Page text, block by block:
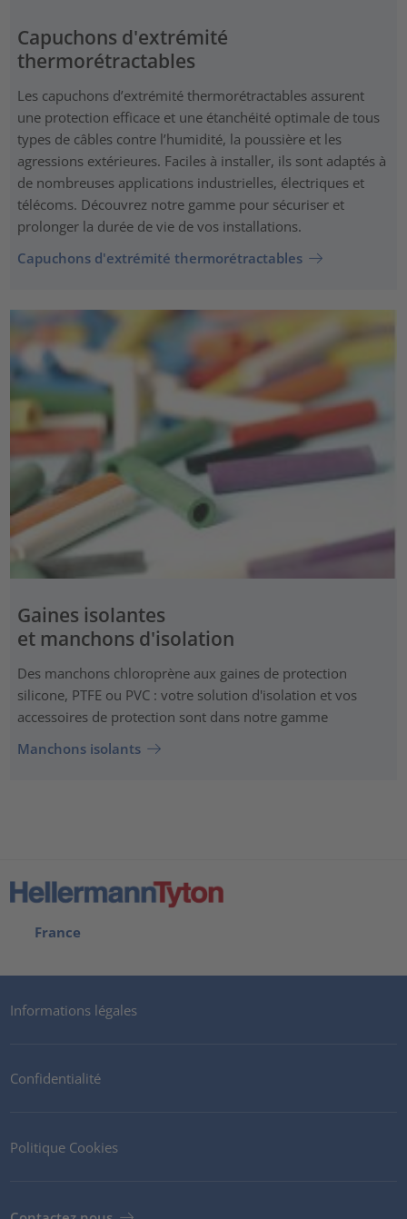
Capuchons d'extrémité
thermorétractables
Les capuchons d’extrémité thermorétractables assurent
une protection efficace et une étanchéité optimale de tous
types de câbles contre l’humidité, la poussière et les
agressions extérieures. Faciles à installer, ils sont adaptés à
de nombreuses applications industrielles, électriques et
télécoms. Découvrez notre gamme pour sécuriser et
prolonger la durée de vie de vos installations.
Capuchons d'extrémité thermorétractables
Gaines isolantes
et manchons d'isolation
Des manchons chloroprène aux gaines de protection
silicone, PTFE ou PVC : votre solution d'isolation et vos
accessoires de protection sont dans notre gamme
Manchons isolants
France
Informations légales
Confidentialité
Politique Cookies